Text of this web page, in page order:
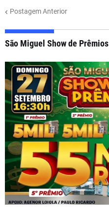
Postagem Anterior
São Miguel Show de Prêmios